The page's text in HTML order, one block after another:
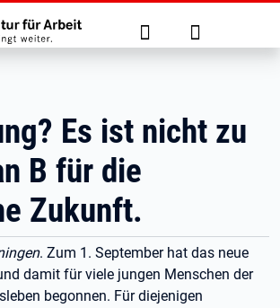
springen
Suche Anmelden
Es ist nicht zu
B für die
Zukunft.
. Zum 1. September hat das neue
damit für viele jungen Menschen der
begonnen. Für diejenigen